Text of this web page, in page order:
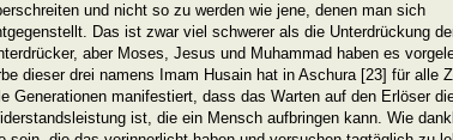
und nicht so zu werden wie jene, denen man sich
Das ist zwar viel schwerer als die Unterdrückung
aber Moses, Jesus und Muhammad haben es
dieser drei namens Imam Husain hat in Aschura [23] für alle
Generationen manifestiert, dass das Warten auf den Erlöser
ist, die ein Mensch aufbringen kann. Wie